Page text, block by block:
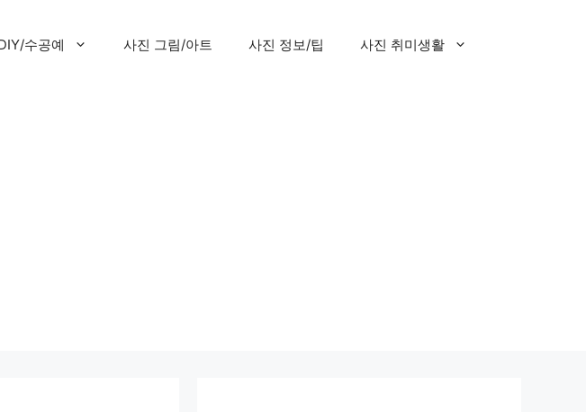
수공예 사진 그림/아트 사진 정보/팁 사진 취미생활